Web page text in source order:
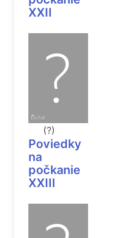
XXII
(?)
Poviedky
na
počkanie
XXIII